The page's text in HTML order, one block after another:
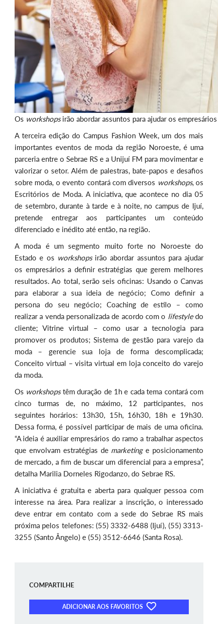
Os workshopsirão abordar assuntos para ajudar os
A terceira edição do Campus Fashion Week, um dos mais
importantes eventos de moda da região Noroeste, é uma
parceria entre o Sebrae RS e a Unijuí FM para movimentar e
valorizar o setor. Além de palestras, bate-papos e desafios
sobre moda, o evento contará com diversos workshops, os
Escritórios de Moda. A iniciativa, que acontece no dia 05
de setembro, durante à tarde e à noite, no campus de Ijuí,
pretende entregar aos participantes um conteúdo
diferenciado e inédito até então, na região.
A moda é um segmento muito forte no Noroeste do
Estado e os workshops irão abordar assuntos para ajudar
os empresários a definir estratégias que gerem melhores
resultados. Ao total, serão seis oficinas: Usando o Canvas
para elaborar a sua ideia de negócio; Como definir a
persona do seu negócio; Coaching de estilo – como
realizar a venda personalizada de acordo com o lifestyledo
cliente; Vitrine virtual – como usar a tecnologia para
promover os produtos; Sistema de gestão para varejo da
moda – gerencie sua loja de forma descomplicada;
Conceito virtual – visita virtual em loja conceito do varejo
da moda.
Os workshopstêm duração de 1h e cada tema contará com
cinco turmas de, no máximo, 12 participantes, nos
seguintes horários: 13h30, 15h, 16h30, 18h e 19h30.
Dessa forma, é possível participar de mais de uma oficina.
“A ideia é auxiliar empresários do ramo a trabalhar aspectos
que envolvam estratégias de marketinge posicionamento
de mercado, a fim de buscar um diferencial para a empresa”,
detalha Marilia Dorneles Rigodanzo, do Sebrae RS.
A iniciativa é gratuita e aberta para qualquer pessoa com
interesse na área. Para realizar a inscrição, o interessado
deve entrar em contato com a sede do Sebrae RS mais
próxima pelos telefones: (55) 3332-6488 (Ijuí), (55) 3313-
3255 (Santo Ângelo) e (55) 3512-6646 (Santa Rosa).
COMPARTILHE
ADICIONAR AOS FAVORITOS